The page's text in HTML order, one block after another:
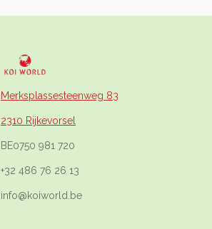
Merksplassesteenweg 83
2310 Rijkevorsel
BE0750 981 720
+32 486 76 26 13
info@koiworld.be